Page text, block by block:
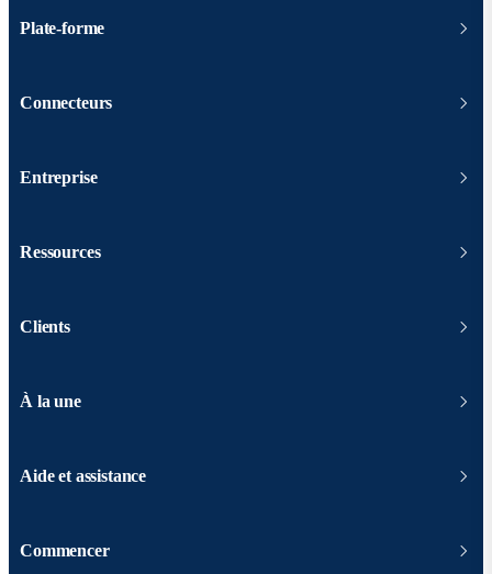
Plate-forme
Connecteurs
Entreprise
Ressources
Clients
À la une
Aide et assistance
Commencer